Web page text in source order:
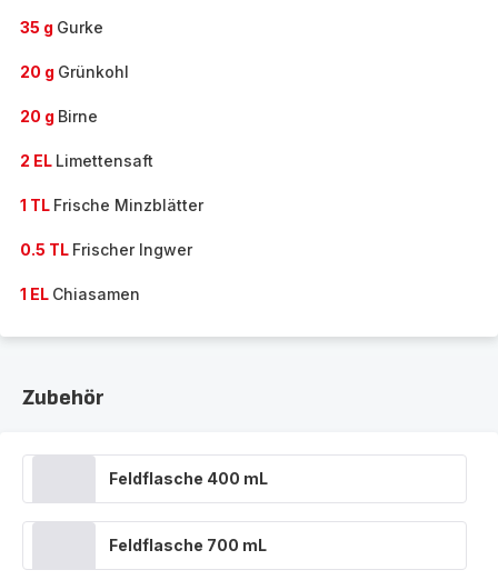
35 g Gurke
20 g Grünkohl
20 g Birne
2 EL Limettensaft
1 TL Frische Minzblätter
0.5 TL Frischer Ingwer
1 EL Chiasamen
Zubehör
Feldflasche 400 mL
Feldflasche 700 mL